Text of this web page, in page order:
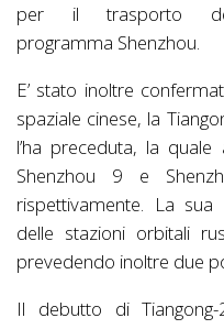
per il trasporto
programma Shenzhou.
E’ stato inoltre
spaziale cinese, la
l’ha preceduta, la
Shenzhou 9 e
rispettivamente. La
delle stazioni orbitali
prevedendo inoltre due
Il debutto di